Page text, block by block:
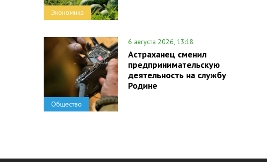
Экономика
Общество
6 августа 2026, 13:18
Астраханец сменил
предпринимательскую
деятельность на службу
Родине